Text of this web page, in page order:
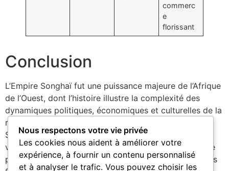
commerc
e
florissant
Conclusion
L’Empire Songhaï fut une puissance majeure de l’Afrique
de l’Ouest, dont l’histoire illustre la complexité des
dynamiques politiques, économiques et culturelles de la
région. Fondé sur les cendres de l’Empire du Mali, le
Songhaï sut s’imposer grâce à des souverains
visionnaires, une administration rigoureuse, une armée
puissante et un commerce florissant. Son apogée sous
Nous respectons votre vie privée
Les cookies nous aident à améliorer votre
expérience, à fournir un contenu personnalisé
et à analyser le trafic. Vous pouvez choisir les